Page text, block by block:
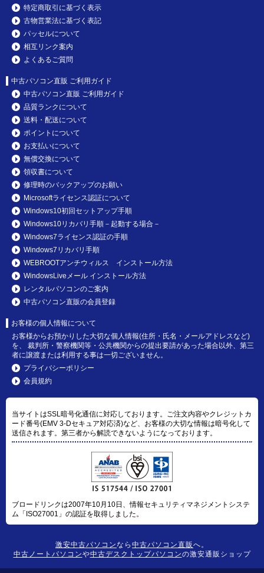
特定商取引に基づく表示
古物営業法に基づく表記
パッセルについて
相互リンク案内
よくあるご質問
中古パソコン直販 ご利用ガイド
中古パソコン直販 ご利用ガイド
品質ランクについて
送料・配送について
ポイントについて
お支払いについて
無償交換について
領収書について
修理時のバックアップのお願い
Microsoftライセンス認証について
Windows10初回セットアップ手順
Windows10リカバリ手順－起動する場合－
Windows7ライセンス認証の手順
Windows7リカバリ手順
WEBROOTアンチウィルス インストール方法
WindowsLiveメール インストール方法
レンタルパソコンのご案内
中古パソコン直販の会員登録
お客様の個人情報について
お客様からお預かりした大切な個人情報(住所・氏名・メールアドレスなど)
を、 裁判所・警察機関等・公共機関からの提出要請があった場合以外、第三
者に譲渡または利用する事は一切ございません。
プライバシーポリシー
会員規約
当サイトはSSL暗号化通信に対応しております。ご注文内容やクレジットカ
ード番号(EMV 3-Dセキュア対応済)など、お客様の大切な情報は暗号化して
送信されます。第三者から解読できないようになっております。
ブロードリンクは2007年10月10日、情報セキュリティマネジメントシステ
ム「ISO27001」の認証を取得しました。
激安中古パソコンなら 中古パソコン直販 へ。
中古ノートパソコンや中古デスクトップパソコンの激安通販ショップ